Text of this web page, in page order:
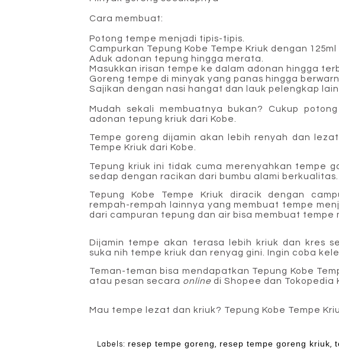
Cara membuat:
Potong tempe menjadi tipis-tipis.
Campurkan Tepung Kobe Tempe Kriuk dengan
Aduk adonan tepung hingga merata.
Masukkan irisan tempe ke dalam adonan hingga
Goreng tempe di minyak yang panas hingga
Sajikan dengan nasi hangat dan lauk pelengkap
Mudah sekali membuatnya bukan? Cukup
adonan tepung kriuk dari Kobe.
Tempe goreng dijamin akan lebih renyah dan
Tempe Kriuk dari Kobe.
Tepung kriuk ini tidak cuma merenyahkan tempe
sedap dengan racikan dari bumbu alami berkualitas.
Tepung Kobe Tempe Kriuk diracik dengan
rempah-rempah lainnya yang membuat tempe
dari campuran tepung dan air bisa membuat tempe
Dijamin tempe akan terasa lebih kriuk dan kres
suka nih tempe kriuk dan renyag gini. Ingin coba
Teman-teman bisa mendapatkan Tepung Kobe
atau pesan secara online di Shopee dan Tokopedia
Mau tempe lezat dan kriuk? Tepung Kobe Tempe
Labels: resep tempe goreng, resep tempe goreng kriuk,